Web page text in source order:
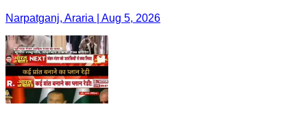
Narpatganj, Araria | Aug 5, 2026